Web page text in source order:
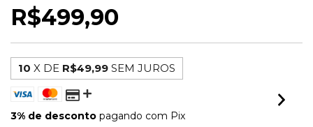
R$499,90
10 X DE R$49,99 SEM JUROS
3% de desconto pagando com Pix